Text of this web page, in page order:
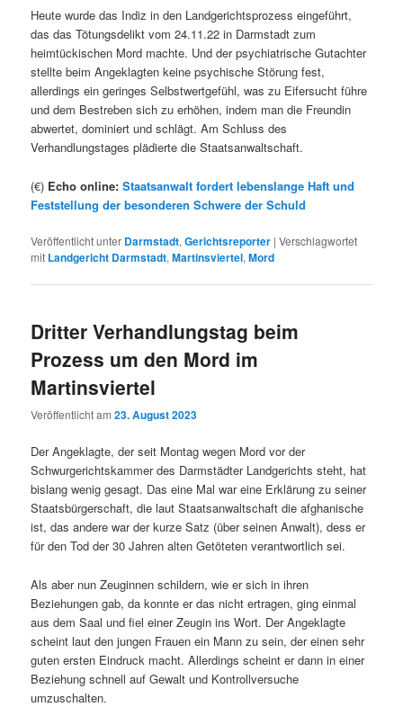
Heute wurde das Indiz in den Landgerichtsprozess eingeführt,
das das Tötungsdelikt vom 24.11.22 in Darmstadt zum
heimtückischen Mord machte. Und der psychiatrische Gutachter
stellte beim Angeklagten keine psychische Störung fest,
allerdings ein geringes Selbstwertgefühl, was zu Eifersucht führe
und dem Bestreben sich zu erhöhen, indem man die Freundin
abwertet, dominiert und schlägt. Am Schluss des
Verhandlungstages plädierte die Staatsanwaltschaft.
(€) Echo online:Staatsanwalt fordert lebenslange Haft und
Feststellung der besonderen Schwere der Schuld
Veröffentlicht unter Darmstadt,Gerichtsreporter |Verschlagwortet
mit Landgericht Darmstadt,Martinsviertel,Mord
Dritter Verhandlungstag beim
Prozess um den Mord im
Martinsviertel
Veröffentlicht am23. August 2023
Der Angeklagte, der seit Montag wegen Mord vor der
Schwurgerichtskammer des Darmstädter Landgerichts steht, hat
bislang wenig gesagt. Das eine Mal war eine Erklärung zu seiner
Staatsbürgerschaft, die laut Staatsanwaltschaft die afghanische
ist, das andere war der kurze Satz (über seinen Anwalt), dess er
für den Tod der 30 Jahren alten Getöteten verantwortlich sei.
Als aber nun Zeuginnen schildern, wie er sich in ihren
Beziehungen gab, da konnte er das nicht ertragen, ging einmal
aus dem Saal und fiel einer Zeugin ins Wort. Der Angeklagte
scheint laut den jungen Frauen ein Mann zu sein, der einen sehr
guten ersten Eindruck macht. Allerdings scheint er dann in einer
Beziehung schnell auf Gewalt und Kontrollversuche
umzuschalten.